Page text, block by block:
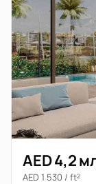
AED 4,2
AED 1 530 / ft²